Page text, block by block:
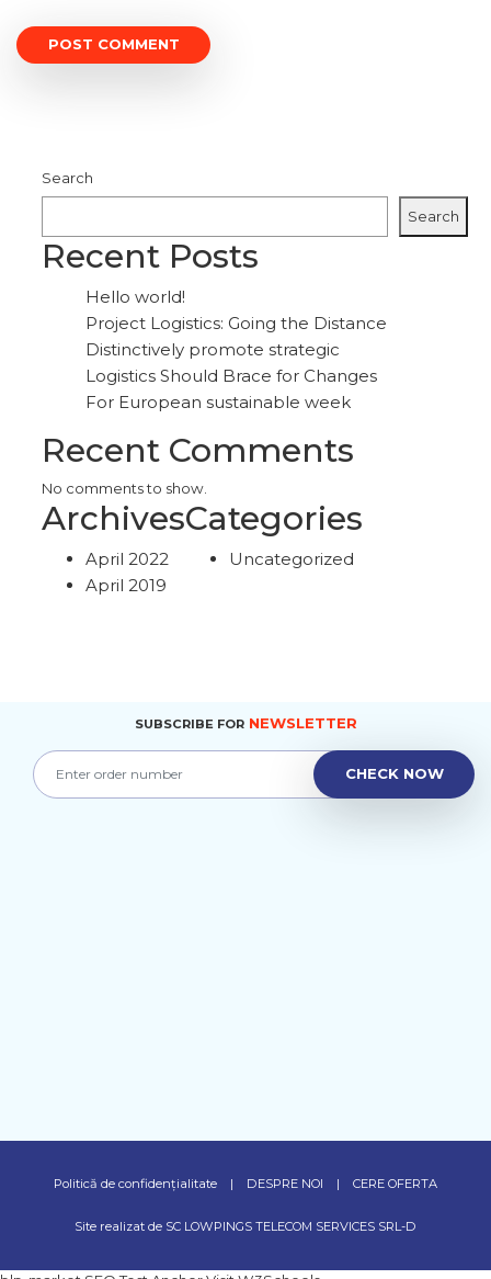
Search
Search
Recent Posts
Hello world!
Project Logistics: Going the Distance
Distinctively promote strategic
Logistics Should Brace for Changes
For European sustainable week
Recent Comments
No comments to show.
Archives
April 2022
April 2019
Categories
Uncategorized
SUBSCRIBE FORNEWSLETTER
Politică de confidențialitate | DESPRE NOI | CERE OFERTA
Site realizat de SC LOWPINGS TELECOM SERVICES SRL-D